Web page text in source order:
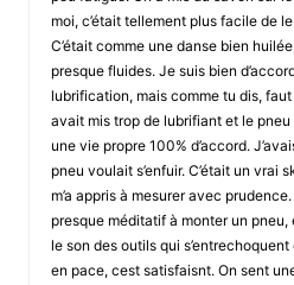
moi, c’était tellement plus facile de
C’était comme une danse bien
presque fluides. Je suis bien
lubrification, mais comme tu dis,
avait mis trop de lubrifiant et le pneu
une vie propre 100% d’accord.
pneu voulait s’enfuir. C’était un vrai
m’a appris à mesurer avec
presque méditatif à monter un pneu,
le son des outils qui
en pace, cest satisfaisnt. On sent